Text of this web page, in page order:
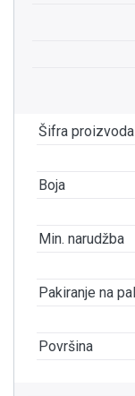
Šifra proizvoda
Boja
Min. narudžba
Pakiranje na
Površina